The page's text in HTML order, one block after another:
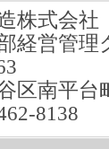
株式会社
経営管理
区南平台
8138